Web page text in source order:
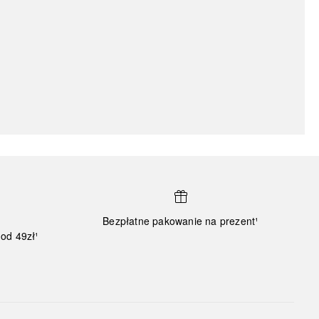
49zł¹
Bezpłatne pakowanie na prezent¹